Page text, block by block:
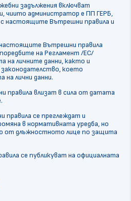
задължения включват
чиито администратор е ПП ГЕРБ,
с настоящите Вътрешни правила и
настоящите Вътрешни правила
на Регламент /ЕС/
на личните данни, както и
което
на лични данни.
влизат в сила от датата
правила се преглеждат и
в нормативната уредба, но
от длъжностното лице по защита
се публикуват на официалната